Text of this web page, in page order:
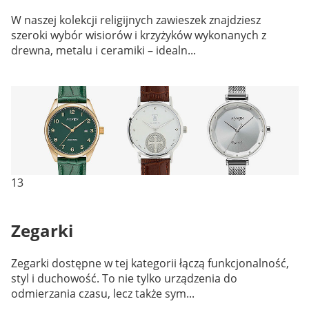
W naszej kolekcji religijnych zawieszek znajdziesz
szeroki wybór wisiorów i krzyżyków wykonanych z
drewna, metalu i ceramiki – idealn...
13
Zegarki
Zegarki dostępne w tej kategorii łączą funkcjonalność,
styl i duchowość. To nie tylko urządzenia do
odmierzania czasu, lecz także sym...